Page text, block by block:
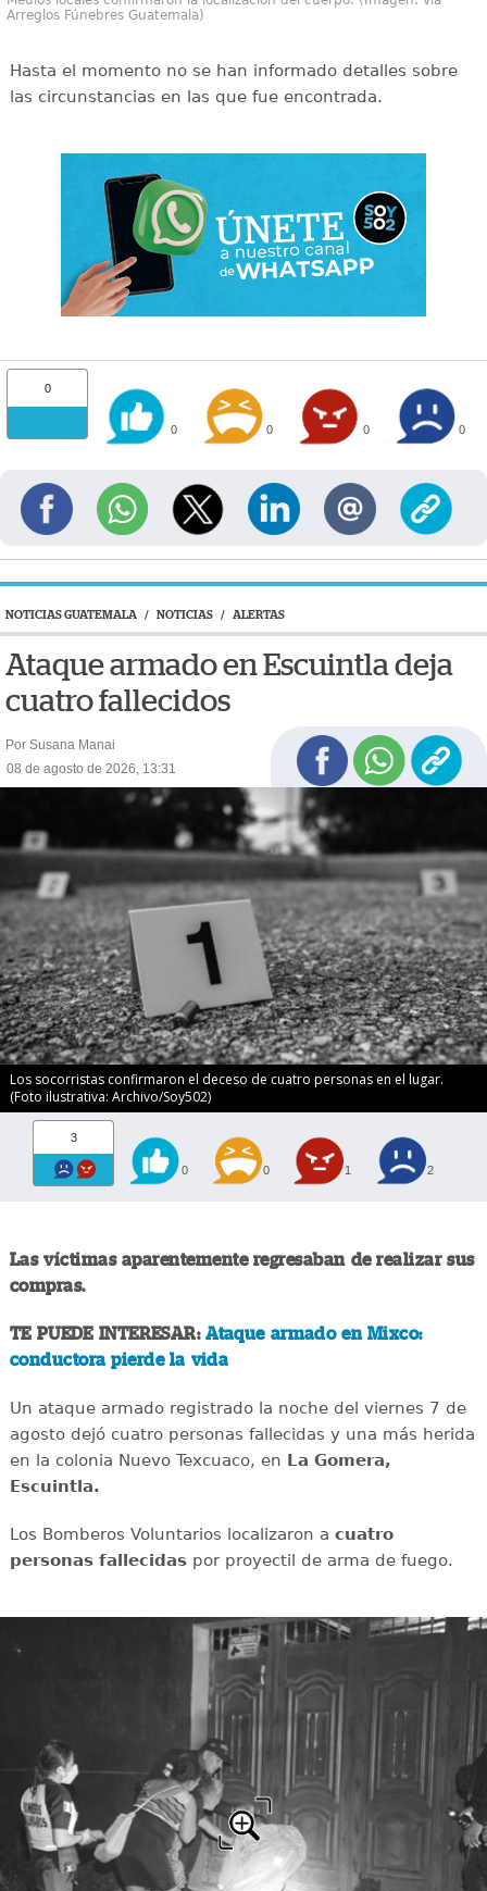
Arreglos Fúnebres Guatemala)
Hasta el momento no se han informado detalles sobre
las circunstancias en las que fue encontrada.
0
0 0 0 0
NOTICIAS GUATEMALA / NOTICIAS / ALERTAS
Ataque armado en Escuintla deja
cuatro fallecidos
Por Susana Manai
08 de agosto de 2026, 13:31
Los socorristas confirmaron el deceso de cuatro personas en el lugar.
(Foto ilustrativa: Archivo/Soy502)
3
0 0 1 2
Las víctimas aparentemente regresaban de realizar sus
compras.
TE PUEDE INTERESAR:Ataque armado en Mixco:
conductora pierde la vida
Un ataque armado registrado la noche del viernes 7 de
agosto dejó cuatro personas fallecidas y una más herida
en la colonia Nuevo Texcuaco, en La Gomera,
Escuintla.
Los Bomberos Voluntarios localizaron a cuatro
personas fallecidaspor proyectil de arma de fuego.